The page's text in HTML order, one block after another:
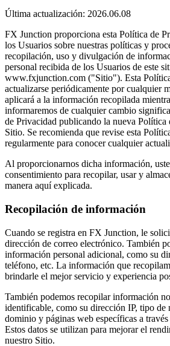
Última actualización: 2026.06.08
FX Junction proporciona esta Política de
los Usuarios sobre nuestras políticas y
recopilación, uso y divulgación de
personal recibida de los Usuarios de este
www.fxjunction.com ("Sitio"). Esta
actualizarse periódicamente por cualquier
aplicará a la información recopilada
informaremos de cualquier cambio
de Privacidad publicando la nueva Política
Sitio. Se recomienda que revise esta
regularmente para conocer cualquier
Al proporcionarnos dicha información,
consentimiento para recopilar, usar y
manera aquí explicada.
Recopilación de información
Cuando se registra en FX Junction, le
dirección de correo electrónico. También
información personal adicional, como su
teléfono, etc. La información que
brindarle el mejor servicio y experiencia
También podemos recopilar información
identificable, como su dirección IP, tipo de
dominio y páginas web específicas a
Estos datos se utilizan para mejorar el
nuestro Sitio.